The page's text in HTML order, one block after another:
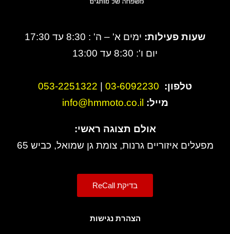
שעות פעילות: ימים א' – ה' : 8:30 עד 17:30
יום ו': 8:30 עד 13:00
טלפון: 03-6092230
053-2251322
מייל: info@hmmoto.co.il
אולם תצוגה ראשי:
מפעלים איזוריים גרנות, צומת גן שמואל, כביש 65
בדיקת ReCall
הצהרת נגישות